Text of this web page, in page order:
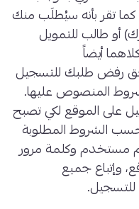
كما تقر بأنه سيُطلَب منك
أو طالب للتمويل
أيضاً
رفض طلبك للتسجيل
المنصوص عليها.
على الموقع لكي تصبح
الشروط المطلوبة
مستخدم وكلمة مرور
وإتباع جميع
للتسجيل.